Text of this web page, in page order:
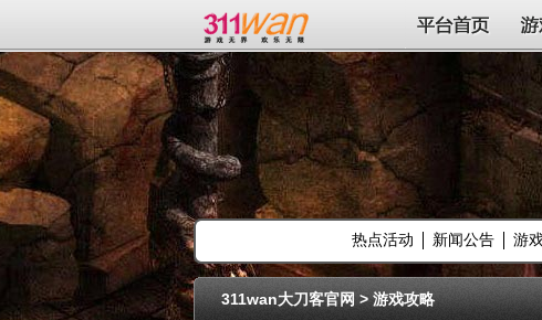
311wan平台 平台首页
热点活动 新闻公告 游
311wan大刀客官网 >游戏攻略